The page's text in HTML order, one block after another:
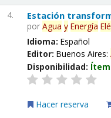
4. Estación
porAgua y Energía
Idioma:Español
Editor:Buenos Aires:
Disponibilidad:
Hacer reserva